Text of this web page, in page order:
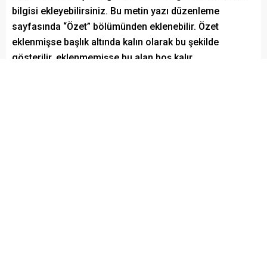
bilgisi ekleyebilirsiniz. Bu metin yazı düzenleme
sayfasında “Özet” bölümünden eklenebilir. Özet
eklenmişse başlık altında kalın olarak bu şekilde
gösterilir, eklenmemişse bu alan boş kalır.